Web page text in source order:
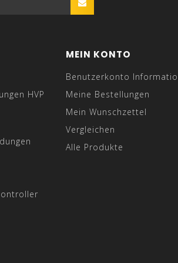
HVP
MEIN KONTO
Benutzerkonto
Meine Bestellungen
Mein Wunschzettel
Vergleichen
Alle Produkte